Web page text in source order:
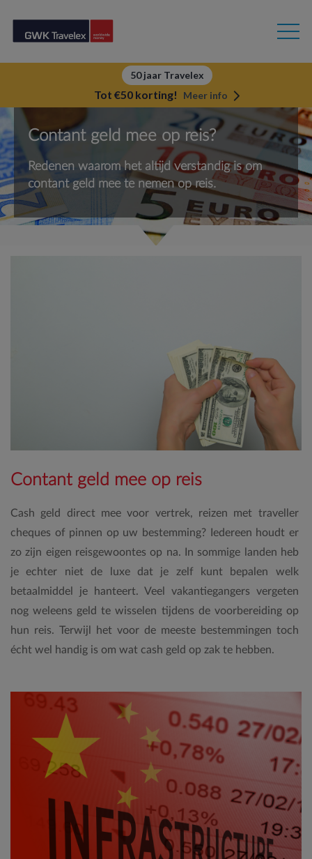
50 jaar Travelex
Tot €50 korting! Meer info
Contant geld mee op reis?
Redenen waarom het altijd verstandig is om
contant geld mee te nemen op reis.
Contant geld mee op reis
Cash geld direct mee voor vertrek, reizen met traveller
cheques of pinnen op uw bestemming? Iedereen houdt er
zo zijn eigen reisgewoontes op na. In sommige landen heb
je echter niet de luxe dat je zelf kunt bepalen welk
betaalmiddel je hanteert. Veel vakantiegangers vergeten
nog weleens geld te wisselen tijdens de voorbereiding op
hun reis. Terwijl het voor de meeste bestemmingen toch
écht wel handig is om wat cash geld op zak te hebben.